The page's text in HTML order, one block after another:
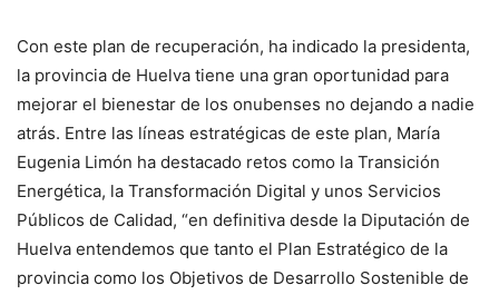
Con este plan de recuperación, ha indicado la presidenta,
la provincia de Huelva tiene una gran oportunidad para
mejorar el bienestar de los onubenses no dejando a nadie
atrás. Entre las líneas estratégicas de este plan, María
Eugenia Limón ha destacado retos como la Transición
Energética, la Transformación Digital y unos Servicios
Públicos de Calidad, “en definitiva desde la Diputación de
Huelva entendemos que tanto el Plan Estratégico de la
provincia como los Objetivos de Desarrollo Sostenible de